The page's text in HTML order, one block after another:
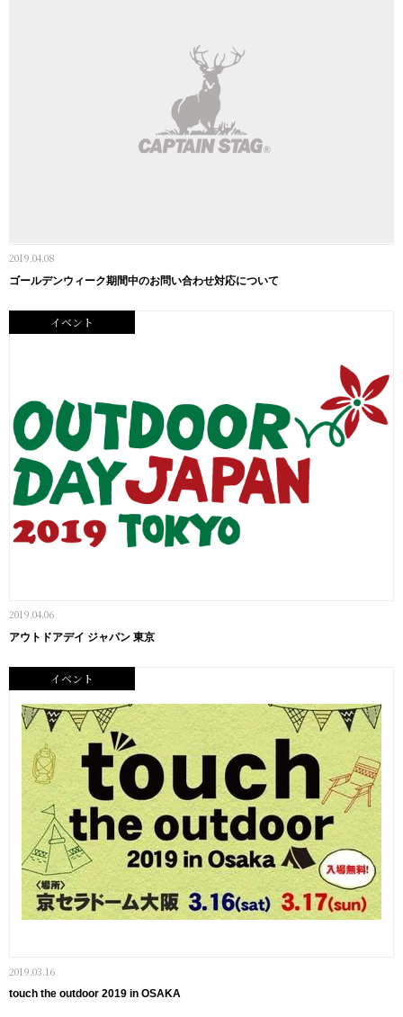
2019.04.08
ゴールデンウィーク期間中のお問い合わせ対応について
イベント
2019.04.06
アウトドアデイ ジャパン 東京
イベント
2019.03.16
touch the outdoor 2019 in OSAKA